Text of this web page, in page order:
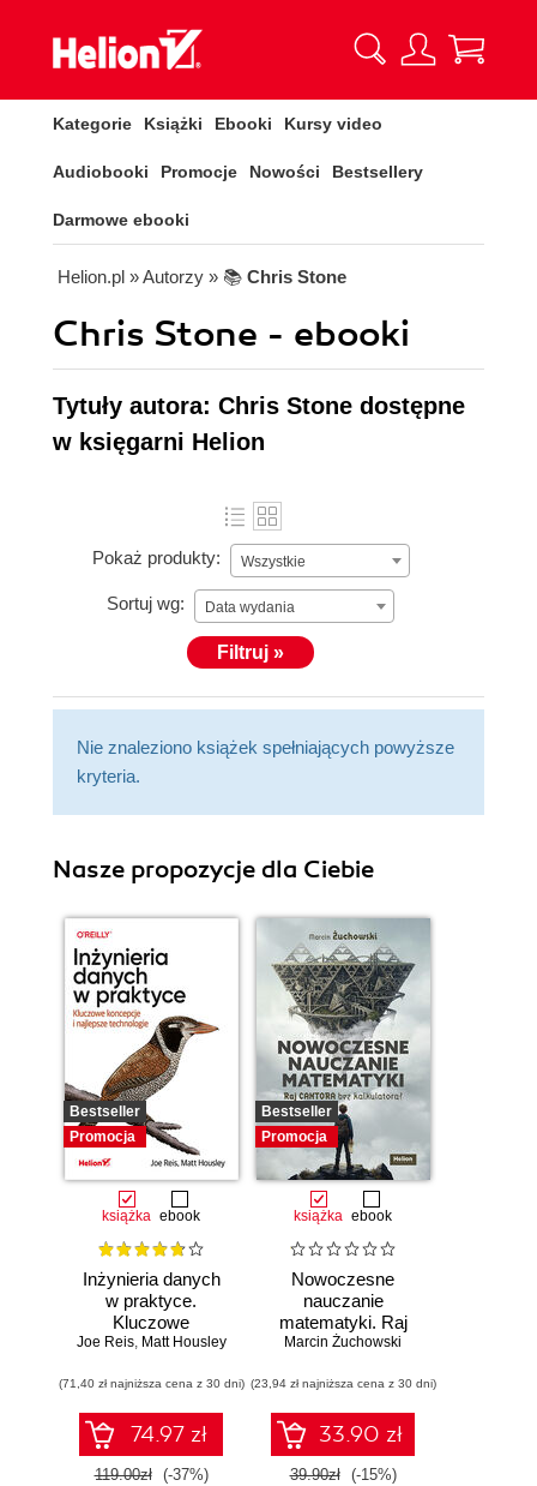
Kategorie Książki Ebooki Kursy video
Audiobooki Promocje Nowości Bestsellery
Darmowe ebooki
Helion.pl » Autorzy » 📚 Chris Stone
Chris Stone - ebooki
Tytuły autora: Chris Stone dostępne
w księgarni Helion
Pokaż produkty: Wszystkie
Sortuj wg: Data wydania
Filtruj »
Nie znaleziono książek spełniających powyższe
kryteria.
Nasze propozycje dla Ciebie
Bestseller
Promocja
książka ebook
Inżynieria danych
w praktyce.
Kluczowe
koncepcje i
technologie
Joe Reis, Matt Housley
(71,40 zł najniższa cena z 30 dni)
74.97 zł
119.00zł (-37%)
Bestseller
Promocja
książka ebook
Nowoczesne
nauczanie
matematyki. Raj
Cantora bez
Marcin Żuchowski
(23,94 zł najniższa cena z 30 dni)
33.90 zł
39.90zł (-15%)